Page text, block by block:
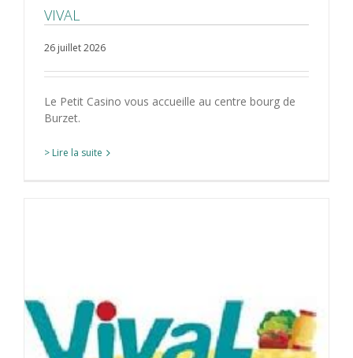
VIVAL
26 juillet 2026
Le Petit Casino vous accueille au centre bourg de
Burzet.
> Lire la suite